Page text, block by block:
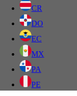
CR
DO
EC
MX
PA
PE